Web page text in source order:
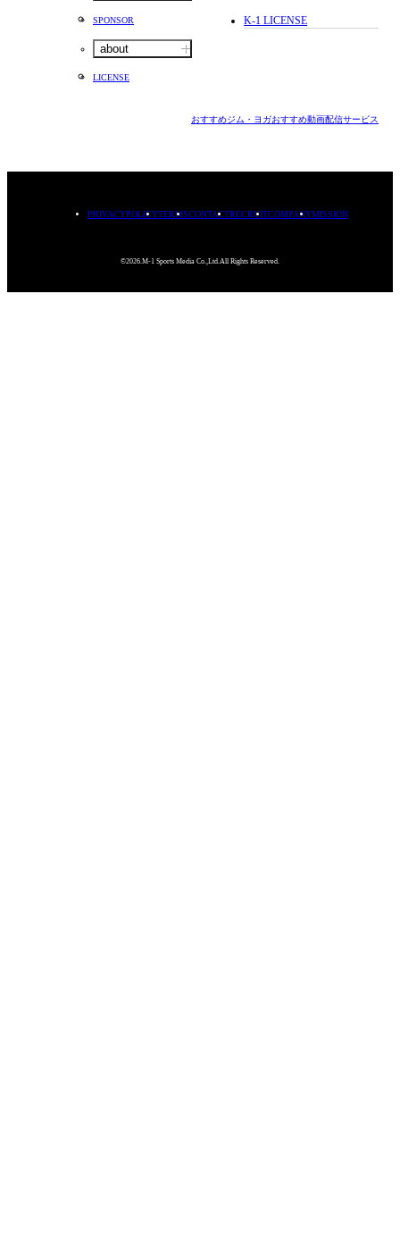
SPONSOR
about
LICENSE
K-1 LICENSE
おすすめジム・ヨガおすすめ動画配信サービス
PRIVACYPOLICYTERMSCONTACTRECRUITCOMPANYMISSION
©2026.M-1 Sports Media Co.,Ltd.All Rights Reserved.